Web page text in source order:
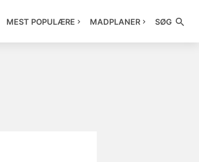
MEST POPULÆRE MADPLANER SØG